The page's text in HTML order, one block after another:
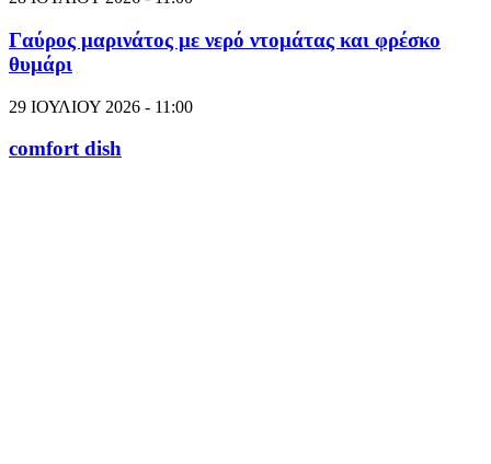
Γαύρος μαρινάτος με νερό ντομάτας και φρέσκο
θυμάρι
29 ΙΟΥΛΙΟΥ 2026 - 11:00
comfort dish